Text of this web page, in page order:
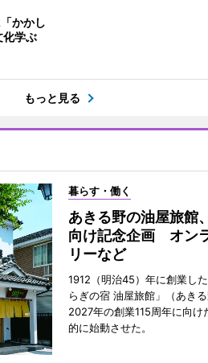
かかし
学ぶ
もっと見る
暮らす・働く
あきる野の油屋旅館
向け記念企画 オン
リーなど
1912（明治45）年に創業し
らぎの宿 油屋旅館」（あきる
2027年の創業115周年に向け
的に始動させた。